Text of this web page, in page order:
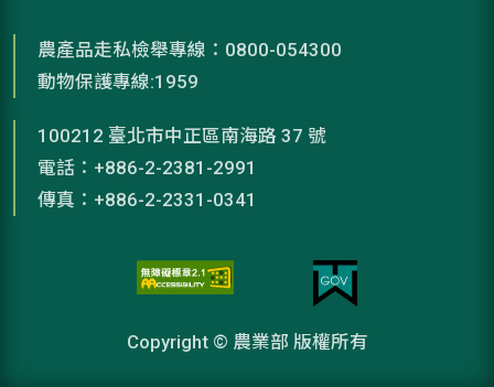
農產品走私檢舉專線：0800-054300
動物保護專線:1959
100212 臺北市中正區南海路 37 號
電話：+886-2-2381-2991
傳真：+886-2-2331-0341
Copyright © 農業部 版權所有